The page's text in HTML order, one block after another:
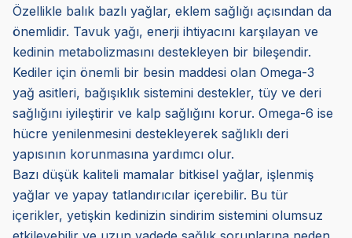
Özellikle balık bazlı yağlar, eklem sağlığı açısından da
önemlidir. Tavuk yağı, enerji ihtiyacını karşılayan ve
kedinin metabolizmasını destekleyen bir bileşendir.
Kediler için önemli bir besin maddesi olan Omega-3
yağ asitleri, bağışıklık sistemini destekler, tüy ve deri
sağlığını iyileştirir ve kalp sağlığını korur. Omega-6 ise
hücre yenilenmesini destekleyerek sağlıklı deri
yapısının korunmasına yardımcı olur.
Bazı düşük kaliteli mamalar bitkisel yağlar, işlenmiş
yağlar ve yapay tatlandırıcılar içerebilir. Bu tür
içerikler, yetişkin kedinizin sindirim sistemini olumsuz